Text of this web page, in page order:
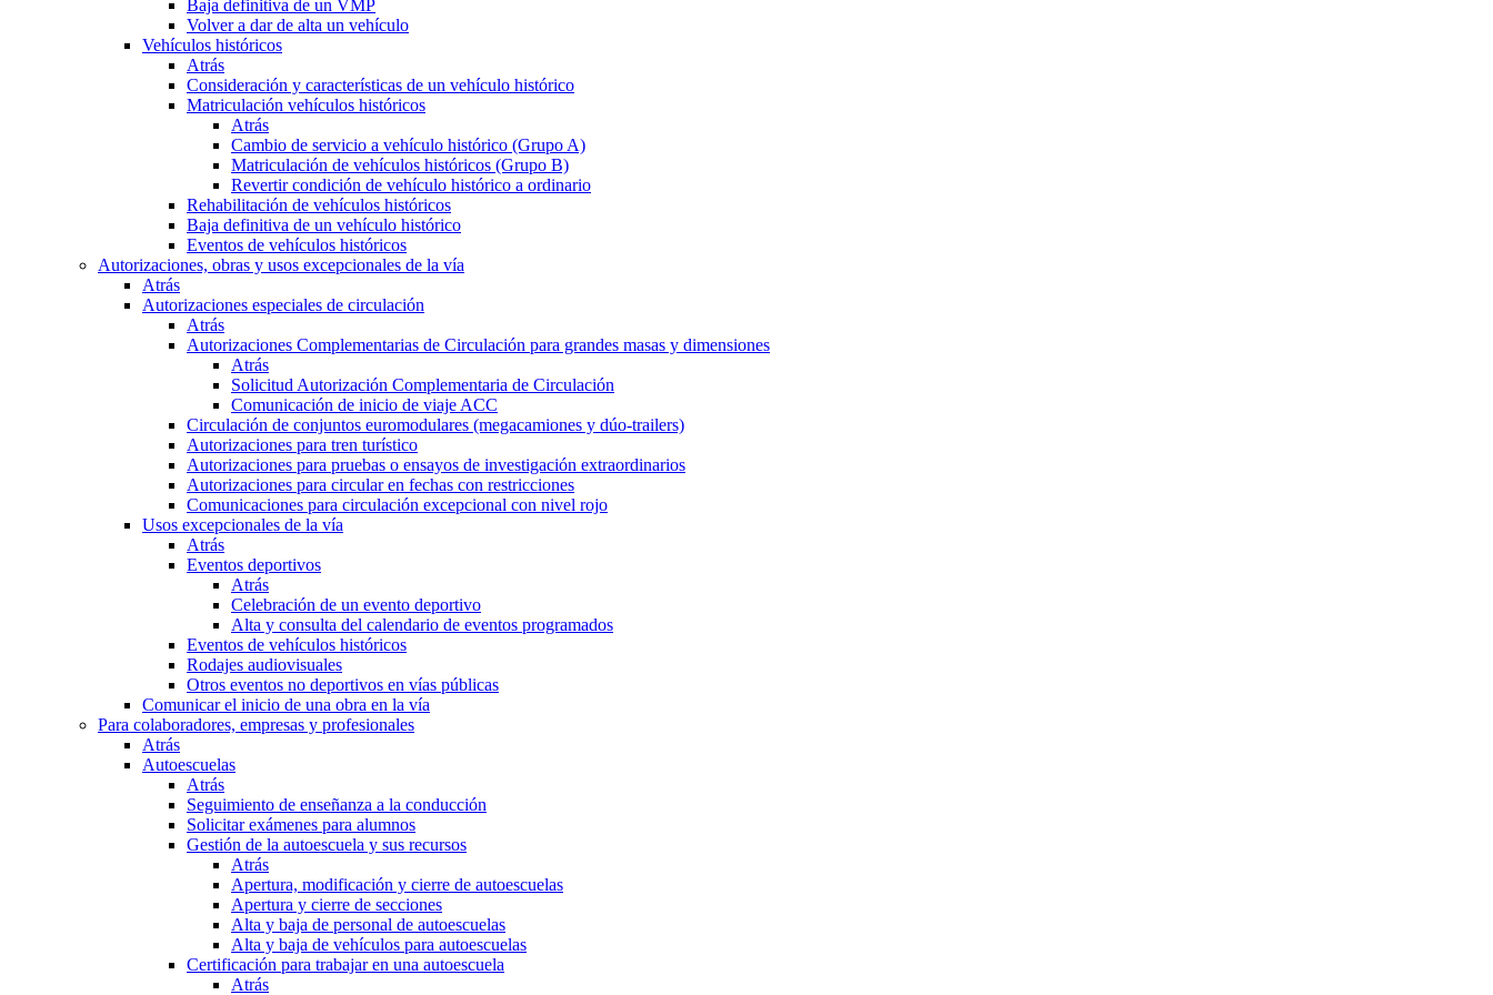
Baja definitiva de un VMP
Volver a dar de alta un vehículo
Vehículos históricos
Atrás
Consideración y características de un vehículo histórico
Matriculación vehículos históricos
Atrás
Cambio de servicio a vehículo histórico (Grupo A)
Matriculación de vehículos históricos (Grupo B)
Revertir condición de vehículo histórico a ordinario
Rehabilitación de vehículos históricos
Baja definitiva de un vehículo histórico
Eventos de vehículos históricos
Autorizaciones, obras y usos excepcionales de la vía
Atrás
Autorizaciones especiales de circulación
Atrás
Autorizaciones Complementarias de Circulación para grandes masas y dimensiones
Atrás
Solicitud Autorización Complementaria de Circulación
Comunicación de inicio de viaje ACC
Circulación de conjuntos euromodulares (megacamiones y dúo-trailers)
Autorizaciones para tren turístico
Autorizaciones para pruebas o ensayos de investigación extraordinarios
Autorizaciones para circular en fechas con restricciones
Comunicaciones para circulación excepcional con nivel rojo
Usos excepcionales de la vía
Atrás
Eventos deportivos
Atrás
Celebración de un evento deportivo
Alta y consulta del calendario de eventos programados
Eventos de vehículos históricos
Rodajes audiovisuales
Otros eventos no deportivos en vías públicas
Comunicar el inicio de una obra en la vía
Para colaboradores, empresas y profesionales
Atrás
Autoescuelas
Atrás
Seguimiento de enseñanza a la conducción
Solicitar exámenes para alumnos
Gestión de la autoescuela y sus recursos
Atrás
Apertura, modificación y cierre de autoescuelas
Apertura y cierre de secciones
Alta y baja de personal de autoescuelas
Alta y baja de vehículos para autoescuelas
Certificación para trabajar en una autoescuela
Atrás